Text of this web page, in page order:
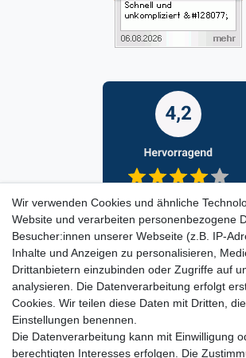
Wir verwenden Cookies und ähnliche
Website und verarbeiten personenbezogene
Besucher:innen unserer Webseite (z.B. IP-
Inhalte und Anzeigen zu personalisieren,
Drittanbietern einzubinden oder Zugriffe auf
analysieren. Die Datenverarbeitung erfolgt
Cookies. Wir teilen diese Daten mit Dritten,
Einstellungen benennen.
Die Datenverarbeitung kann mit Einwilligung
berechtigten Interesses erfolgen. Die